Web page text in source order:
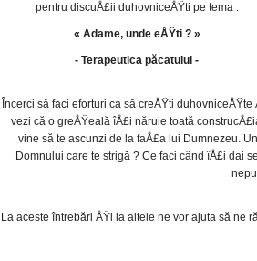
pentru discuÅ£ii duhovniceÅŸti pe tema :
« Adame, unde eÅŸti ? »
- Terapeutica păcatului -
Încerci să faci eforturi ca să creÅŸti duhovniceÅŸte
vezi că o greÅŸeală îÅ£i năruie toată
vine să te ascunzi de la faÅ£a lui Dumnezeu.
Domnului care te strigă ? Ce faci când îÅ£i dai
La aceste întrebări ÅŸi la altele ne vor ajuta să ne